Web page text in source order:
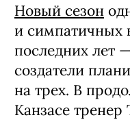
Новый сезон
и симпатичных
последних лет
создатели
на трех. В
Канзасе